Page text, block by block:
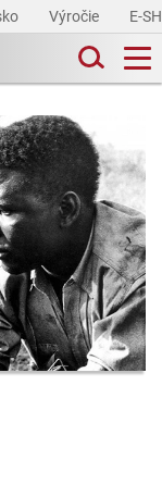
Výročie E-